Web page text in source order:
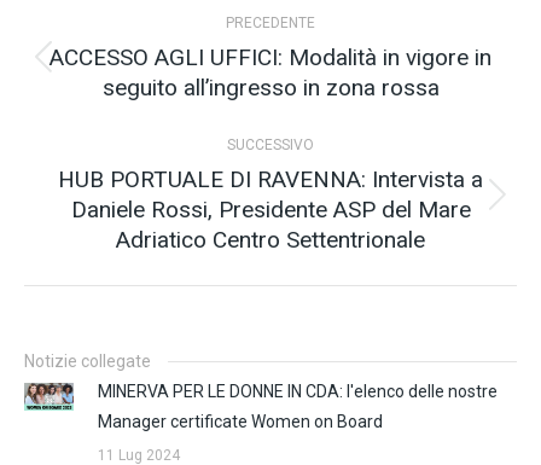
tra
post
PRECEDENTE
Post
precedente:
ACCESSO AGLI UFFICI: Modalità in vigore in
seguito all’ingresso in zona rossa
SUCCESSIVO
Prossimo
post:
HUB PORTUALE DI RAVENNA: Intervista a
Daniele Rossi, Presidente ASP del Mare
Adriatico Centro Settentrionale
Notizie collegate
MINERVA PER LE DONNE IN CDA: l'elenco delle nostre
Manager certificate Women on Board
11 Lug 2024